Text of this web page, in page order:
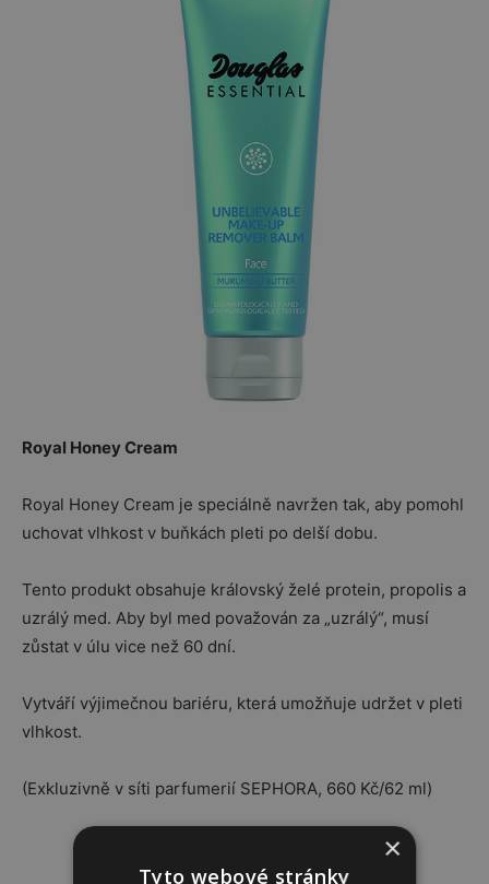
Royal Honey Cream
Royal Honey Cream je speciálně navržen tak, aby pomohl
uchovat vlhkost v buňkách pleti po delší dobu.
Tento produkt obsahuje královský želé protein, propolis a
uzrálý med. Aby byl med považován za „uzrálý“, musí
zůstat v úlu vice než 60 dní.
Vytváří výjimečnou bariéru, která umožňuje udržet v pleti
vlhkost.
(Exkluzivně v síti parfumerií SEPHORA, 660 Kč/62 ml)
×
Tyto webové stránky